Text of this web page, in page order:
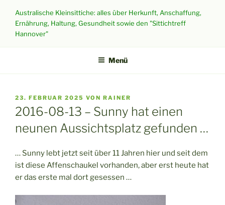
Inhalt
springen
Australische Kleinsittiche: alles über Herkunft, Anschaffung,
Ernährung, Haltung, Gesundheit sowie den "Sittichtreff
Hannover"
Menü
VERÖFFENTLICHT
AM
23. FEBRUAR 2025 VON RAINER
2016-08-13 – Sunny hat einen
neunen Aussichtsplatz gefunden …
… Sunny lebt jetzt seit über 11 Jahren hier und seit dem
ist diese Affenschaukel vorhanden, aber erst heute hat
er das erste mal dort gesessen …